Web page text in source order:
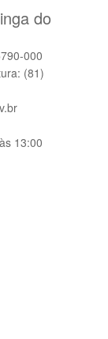
do
000
(81)
13:00